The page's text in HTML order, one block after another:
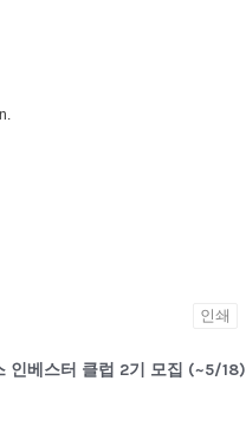
인쇄
인베스터 클럽 2기 모집 (~5/18)